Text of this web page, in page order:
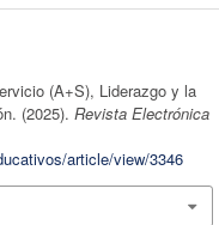
(A+S), Liderazgo y la
(2025). Revista Electrónica
article/view/3346